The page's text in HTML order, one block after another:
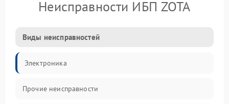
Неисправности ИБП ZOTA
Виды неисправностей
Электроника
Прочие неисправности